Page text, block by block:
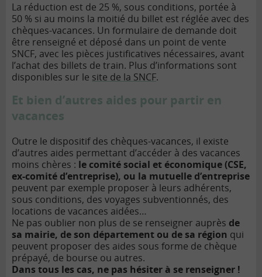
La réduction est de 25 %, sous conditions, portée à
50 % si au moins la moitié du billet est réglée avec des
chèques-vacances. Un formulaire de demande doit
être renseigné et déposé dans un point de vente
SNCF, avec les pièces justificatives nécessaires, avant
l’achat des billets de train. Plus d’informations sont
disponibles sur le site de la SNCF.
Et bien d’autres aides pour partir en
vacances
Outre le dispositif des chèques-vacances, il existe
d’autres aides permettant d’accéder à des vacances
moins chères : le comité social et économique (CSE,
ex-comité d’entreprise), ou la mutuelle d’entreprise
peuvent par exemple proposer à leurs adhérents,
sous conditions, des voyages subventionnés, des
locations de vacances aidées…
Ne pas oublier non plus de se renseigner auprès de
sa mairie, de son département ou de sa région qui
peuvent proposer des aides sous forme de chèque
prépayé, de bourse ou autres.
Dans tous les cas, ne pas hésiter à se renseigner !